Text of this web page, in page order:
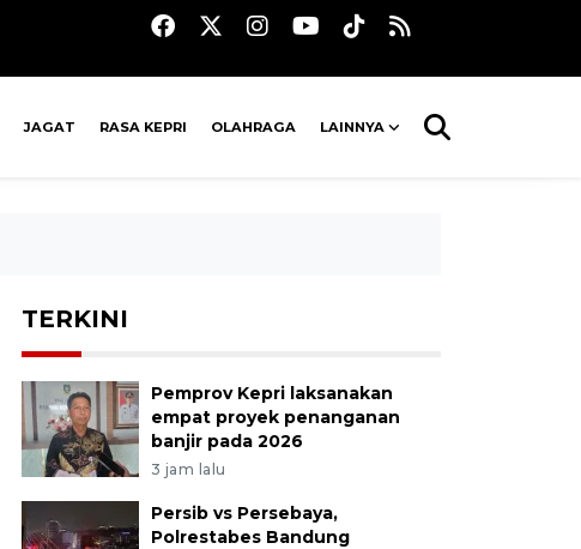
JAGAT RASA KEPRI OLAHRAGA LAINNYA
TERKINI
Pemprov Kepri laksanakan
empat proyek penanganan
banjir pada 2026
3 jam lalu
Persib vs Persebaya,
Polrestabes Bandung